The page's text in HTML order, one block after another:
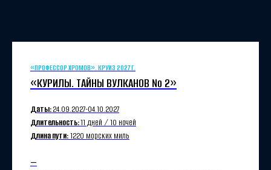
«ПРОФЕССОР ХРОМОВ». КРУИЗ 2027 Г.
«КУРИЛЫ. ТАЙНЫ ВУЛКАНОВ № 2»
Даты:24.09.2027-04.10.2027
Длительность:11 дней / 10 ночей
Длина пути:1220 морских миль
—